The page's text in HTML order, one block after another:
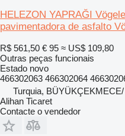
HELEZON YAPRAĞI
pavimentadora de asfalto
R$ 561,50 € 95 ≈ US$ 109,80
Outras peças funcionais
Estado novo
466302063 466302064
Turquia,
Alihan Ticaret
Contacte o vendedor